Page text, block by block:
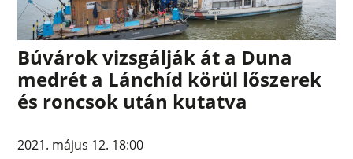
Búvárok vizsgálják át a Duna
medrét a Lánchíd körül lőszerek
és roncsok után kutatva
2021. május 12. 18:00